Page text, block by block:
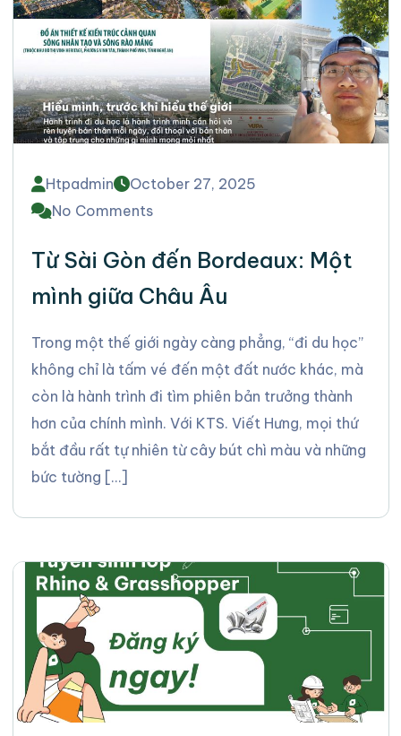
Htpadmin
October 27, 2025
No Comments
Từ Sài Gòn đến Bordeaux: Một
mình giữa Châu Âu
Trong một thế giới ngày càng phẳng, “đi du học”
không chỉ là tấm vé đến một đất nước khác, mà
còn là hành trình đi tìm phiên bản trưởng thành
hơn của chính mình. Với KTS. Viết Hưng, mọi thứ
bắt đầu rất tự nhiên từ cây bút chì màu và những
bức tường […]